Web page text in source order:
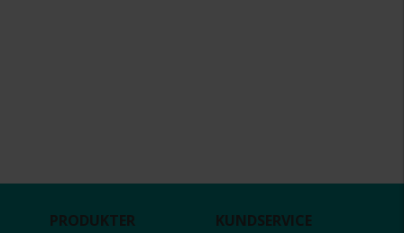
PRODUKTER KUNDSERVICE